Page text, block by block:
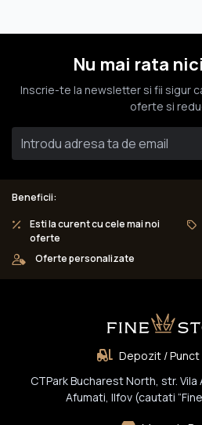
Nu mai rata
Inscrie-te la newsletter si fii sigur
oferte si
Beneficii:
Esti la curent cu cele mai noi
oferte
Oferte personalizate
Depozit /
CTPark Bucharest North, str. Vila
Afumati, Ilfov (cautati